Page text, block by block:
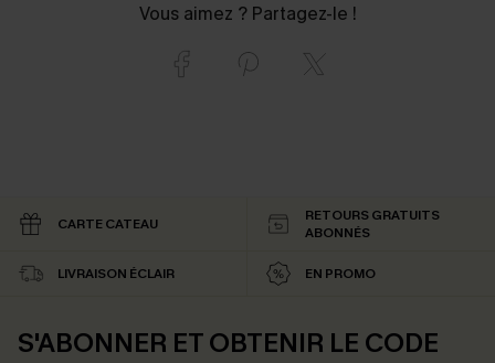
Vous aimez ? Partagez-le !
CARTE CATEAU
RETOURS GRATUITS
ABONNÉS
LIVRAISON ÉCLAIR EN PROMO
S'ABONNER ET OBTENIR LE CODE